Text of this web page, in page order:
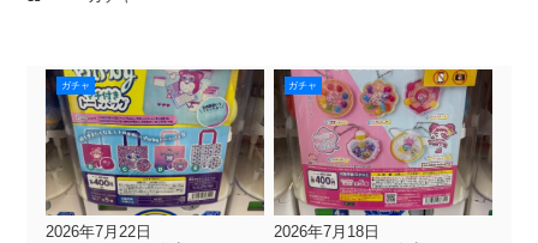
ガチャ
2026年7月22日
ガチャ
2026年7月18日